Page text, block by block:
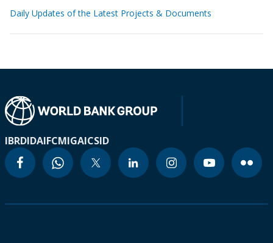
Daily Updates of the Latest Projects & Documents
IBRDIDAIFCMIGAICSID